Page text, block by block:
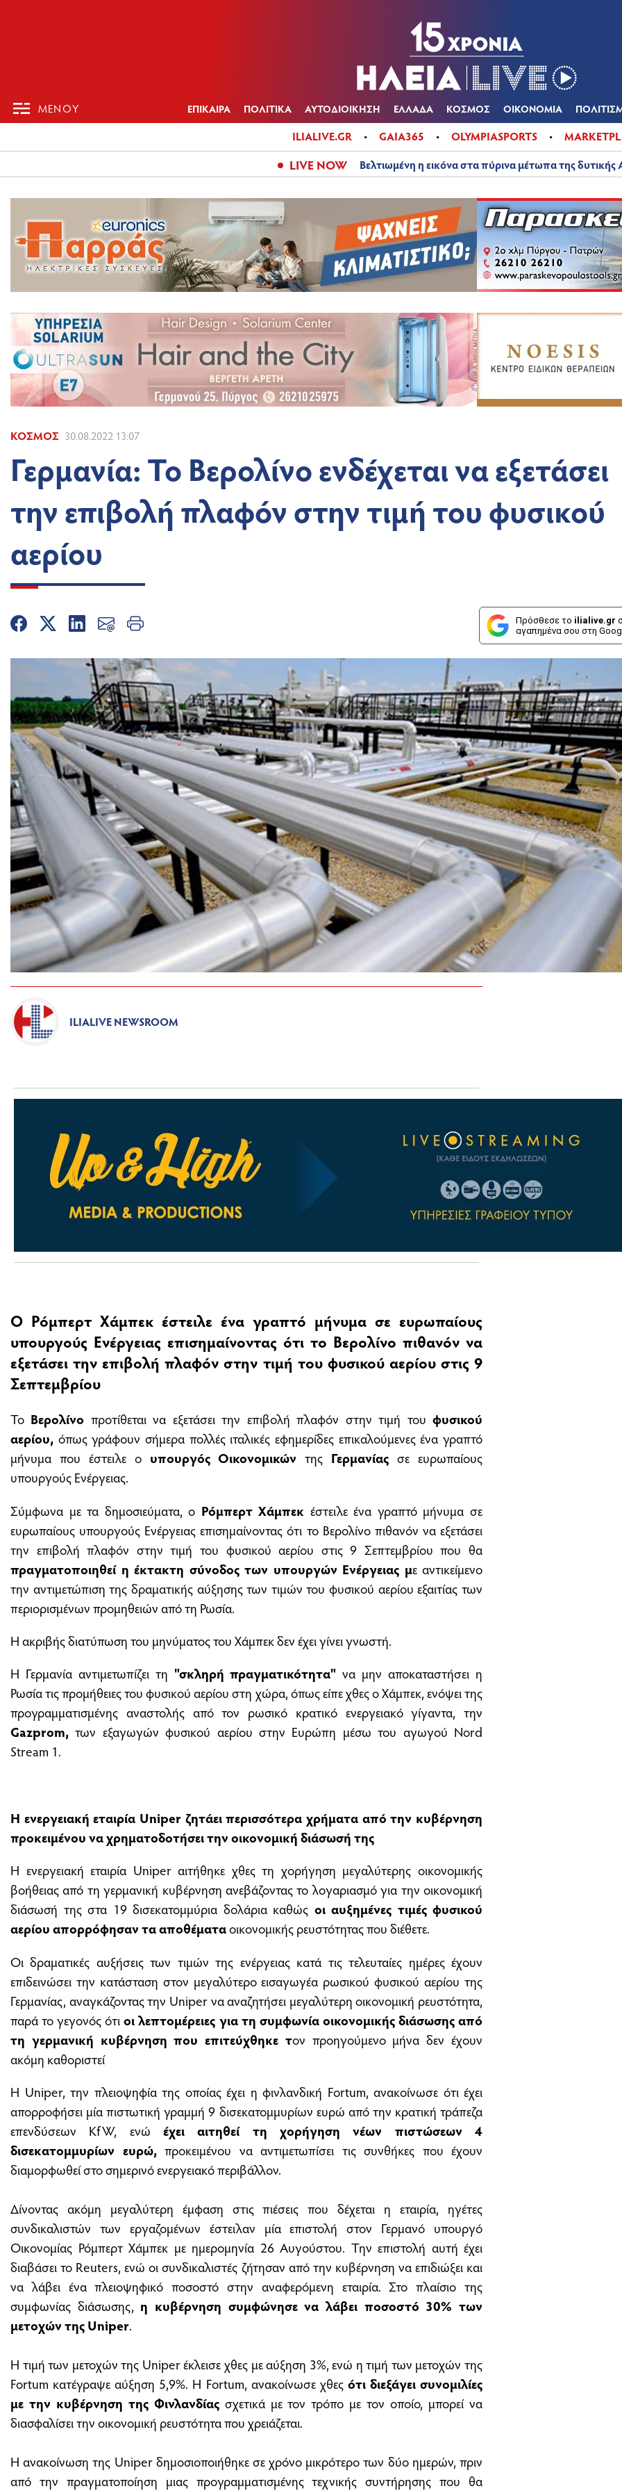
ΜΕΝΟΥ ΕΠΙΚΑΙΡΑ ΠΟΛΙΤΙΚΑ ΑΥΤΟΔΙΟΙΚΗΣΗ ΕΛΛΑΔΑ ΚΟΣΜΟΣ ΟΙΚΟΝΟΜΙΑ
ILIALIVE.GR GAIA365 OLYMPIASPORTS
LIVE NOW Βελτιωμένη η εικόνα στα πύρινα μέτωπα της δυτικής
ΚΌΣΜΟΣ 30.08.2022 13:07
Γερμανία: Το Βερολίνο ενδέχεται να εξετάσει
την επιβολή πλαφόν στην τιμή του φυσικού
αερίου
Πρόσθεσε το ilialive.gr
αγαπημένα σου στη
ILIALIVE NEWSROOM
O Ρόμπερτ Χάμπεκ έστειλε ένα γραπτό μήνυμα σε ευρωπαίους
υπουργούς Ενέργειας επισημαίνοντας ότι το Βερολίνο πιθανόν να
εξετάσει την επιβολή πλαφόν στην τιμή του φυσικού αερίου στις 9
Σεπτεμβρίου
Το Βερολίνο προτίθεται να εξετάσει την επιβολή πλαφόν στην τιμή τουφυσικού
αερίου, όπως γράφουν σήμερα πολλές ιταλικές εφημερίδες επικαλούμενες ένα γραπτό
μήνυμα που έστειλε ο υπουργός Οικονομικών της Γερμανίας σε ευρωπαίους
υπουργούς Ενέργειας.
Σύμφωνα με τα δημοσιεύματα, ο Ρόμπερτ Χάμπεκ έστειλε ένα γραπτό μήνυμα σε
ευρωπαίους υπουργούς Ενέργειας επισημαίνοντας ότι το Βερολίνο πιθανόν να εξετάσει
την επιβολή πλαφόν στην τιμή του φυσικού αερίου στις 9 Σεπτεμβρίου που θα
πραγματοποιηθεί η έκτακτη σύνοδος των υπουργών Ενέργειας με αντικείμενο
την αντιμετώπιση της δραματικής αύξησης των τιμών του φυσικού αερίου εξαιτίας των
περιορισμένων προμηθειών από τη Ρωσία.
Η ακριβής διατύπωση του μηνύματος του Χάμπεκ δεν έχει γίνει γνωστή.
Η Γερμανία αντιμετωπίζει τη "σκληρή πραγματικότητα" να μην αποκαταστήσει η
Ρωσία τις προμήθειες του φυσικού αερίου στη χώρα, όπως είπε χθες ο Χάμπεκ, ενόψει της
προγραμματισμένης αναστολής από τον ρωσικό κρατικό ενεργειακό γίγαντα, την
Gazprom, των εξαγωγών φυσικού αερίου στην Ευρώπη μέσω του αγωγού Nord
Stream 1.
Η ενεργειακή εταιρία Uniper ζητάει περισσότερα χρήματα από την κυβέρνηση
προκειμένου να χρηματοδοτήσει την οικονομική διάσωσή της
Η ενεργειακή εταιρία Uniper αιτήθηκε χθες τη χορήγηση μεγαλύτερης οικονομικής
βοήθειας από τη γερμανική κυβέρνηση ανεβάζοντας το λογαριασμό για την οικονομική
διάσωσή της στα 19 δισεκατομμύρια δολάρια καθώς οι αυξημένες τιμές φυσικού
αερίου απορρόφησαν τα αποθέματαοικονομικής ρευστότητας που διέθετε.
Οι δραματικές αυξήσεις των τιμών της ενέργειας κατά τις τελευταίες ημέρες έχουν
επιδεινώσει την κατάσταση στον μεγαλύτερο εισαγωγέα ρωσικού φυσικού αερίου της
Γερμανίας, αναγκάζοντας την Uniper να αναζητήσει μεγαλύτερη οικονομική ρευστότητα,
παρά το γεγονός ότιοι λεπτομέρειες για τη συμφωνία οικονομικής διάσωσης από
τη γερμανική κυβέρνηση που επιτεύχθηκε τον προηγούμενο μήνα δεν έχουν
ακόμη καθοριστεί
Η Uniper, την πλειοψηφία της οποίας έχει η φινλανδική Fortum, ανακοίνωσε ότι έχει
απορροφήσει μία πιστωτική γραμμή 9 δισεκατομμυρίων ευρώ από την κρατική τράπεζα
επενδύσεων KfW, ενώ έχει αιτηθεί τη χορήγηση νέων πιστώσεων 4
δισεκατομμυρίων ευρώ,προκειμένου να αντιμετωπίσει τις συνθήκες που έχουν
διαμορφωθεί στο σημερινό ενεργειακό περιβάλλον.
Δίνοντας ακόμη μεγαλύτερη έμφαση στις πιέσεις που δέχεται η εταιρία, ηγέτες
συνδικαλιστών των εργαζομένων έστειλαν μία επιστολή στον Γερμανό υπουργό
Οικονομίας Ρόμπερτ Χάμπεκ με ημερομηνία 26 Αυγούστου. Την επιστολή αυτή έχει
διαβάσει το Reuters, ενώ οι συνδικαλιστές ζήτησαν από την κυβέρνηση να επιδιώξει και
να λάβει ένα πλειοψηφικό ποσοστό στην αναφερόμενη εταιρία. Στο πλαίσιο της
συμφωνίας διάσωσης, η κυβέρνηση συμφώνησε να λάβει ποσοστό 30% των
μετοχών της Uniper.
Η τιμή των μετοχών της Uniper έκλεισε χθες με αύξηση 3%, ενώ η τιμή των μετοχών της
Fortum κατέγραψε αύξηση 5,9%. Η Fortum, ανακοίνωσε χθες ότι διεξάγει συνομιλίες
με την κυβέρνηση της Φινλανδίαςσχετικά με τον τρόπο με τον οποίο, μπορεί να
διασφαλίσει την οικονομική ρευστότητα που χρειάζεται.
Η ανακοίνωση της Uniper δημοσιοποιήθηκε σε χρόνο μικρότερο των δύο ημερών, πριν
από την πραγματοποίηση μιας προγραμματισμένης τεχνικής συντήρησης που θα